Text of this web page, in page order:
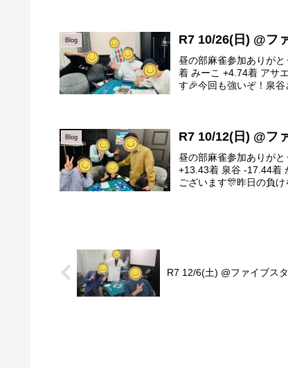
Blog R7 10/26(日) @フ
昼の部麻雀参加ありが
着 みーこ +4.74着 アサ
す🎉今回も強いぞ！泉谷
Blog R7 10/12(日) @フ
昼の部麻雀参加ありが
+13.43着 泉谷 -17.44着
ございます🎊昨日の負
R7 12/6(土) @ファイブス